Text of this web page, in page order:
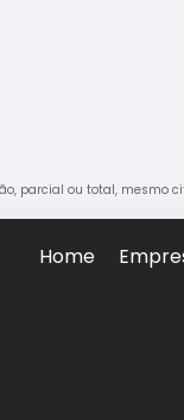
parcial ou total, mesmo
Home